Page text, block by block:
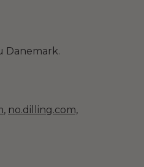
Danemark.
, no.dilling.com,